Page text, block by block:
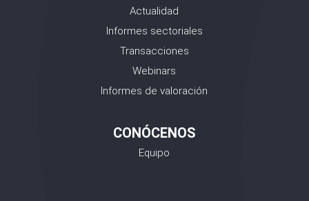
Actualidad
Informes sectoriales
Transacciones
Webinars
Informes de valoración
CONÓCENOS
Equipo